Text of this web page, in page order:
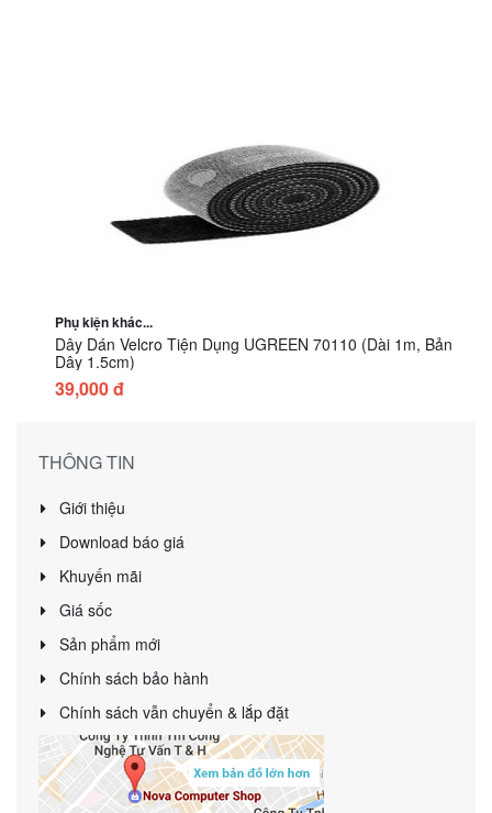
Phụ kiện khác...
Dây Dán Velcro Tiện Dụng UGREEN 70110 (Dài 1m, Bản
Dây 1.5cm)
39,000 đ
THÔNG TIN
Giới thiệu
Download báo giá
Khuyến mãi
Giá sốc
Sản phẩm mới
Chính sách bảo hành
Chính sách vẫn chuyển & lắp đặt